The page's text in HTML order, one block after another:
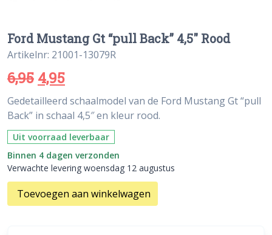
Ford Mustang Gt “pull Back” 4,5″ Rood
Artikelnr: 21001-13079R
6,95 4,95
Gedetailleerd schaalmodel van de Ford Mustang Gt “pull
Back” in schaal 4,5″ en kleur rood.
Uit voorraad leverbaar
Binnen 4 dagen verzonden
Verwachte levering woensdag 12 augustus
Toevoegen aan winkelwagen